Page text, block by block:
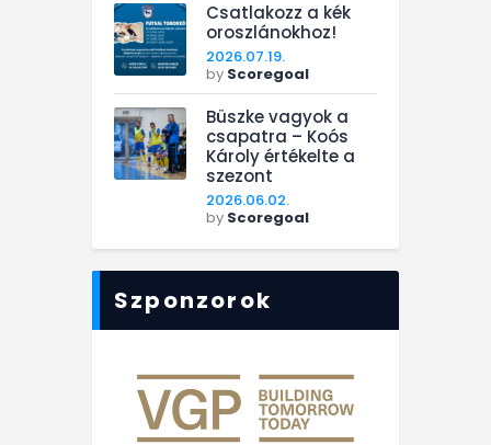
Csatlakozz a kék
oroszlánokhoz!
2026.07.19.
by Scoregoal
Büszke vagyok a
csapatra – Koós
Károly értékelte a
szezont
2026.06.02.
by Scoregoal
Szponzorok